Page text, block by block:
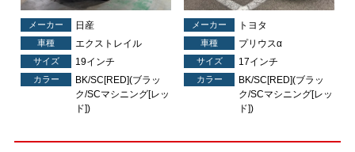
メーカー 日産
車種 エクストレイル
サイズ 19インチ
カラー
BK/SC[RED](ブラッ
ク/SCマシニング[レッ
ド])
メーカー トヨタ
車種 プリウスα
サイズ 17インチ
カラー
BK/SC[RED](ブラッ
ク/SCマシニング[レッ
ド])